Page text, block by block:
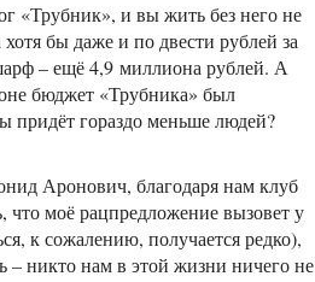
«Трубник», и вы жить без него не
бы даже и по двести рублей за
– ещё 4,9 миллиона рублей. А
бюджет «Трубника» был
придёт гораздо меньше людей?
Аронович, благодаря нам клуб
что моё рацпредложение вызовет у
к сожалению, получается редко),
– никто нам в этой жизни ничего не